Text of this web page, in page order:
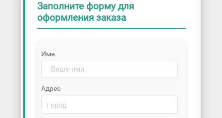
Заполните форму для
оформления заказа
Имя
Адрес